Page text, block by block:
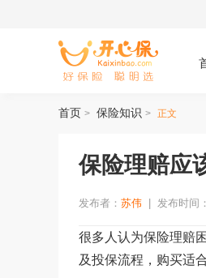
首页 > 保险知识 > 正文
保险理赔应
发布者： 苏伟 发布时间
很多人认为保险理赔
及投保流程，购买适